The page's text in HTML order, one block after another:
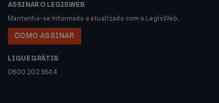
ASSINAR O LEGISWEB
Mantenha-se informado e atualizado com o LegisWeb.
COMO ASSINAR
LIGUE GRÁTIS
0800 202 5544